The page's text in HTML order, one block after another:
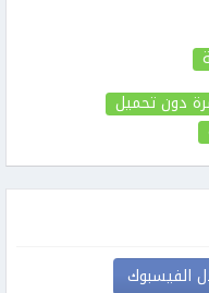
دون تحميل
الفيسبوك